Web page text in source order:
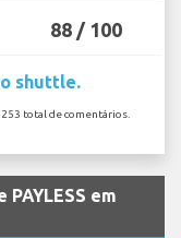
88 / 100
shuttle.
total de comentários.
em